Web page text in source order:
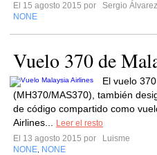
El 15 agosto 2015 por
Sergio Álvarez
NONE
Vuelo 370 de
El vuelo
(MH370/MAS370), también
de código compartido como
Airlines...
Leer el resto
El 13 agosto 2015 por
Luisme
NONE NONE